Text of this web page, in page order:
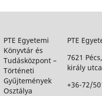
PTE Egyetemi
Könyvtár és
Tudásközpont –
Történeti
Gyűjtemények
Osztálya
PTE
7621
király
+36-72/